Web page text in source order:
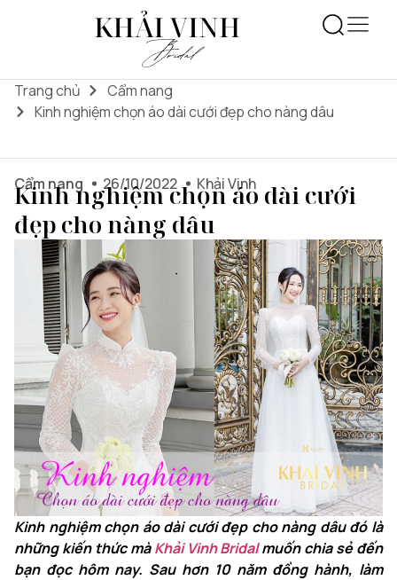
Trang chủ
Cẩm nang
Kinh nghiệm chọn áo dài cưới đẹp cho nàng dâu
Cẩm nang 26/10/2022 Khải Vinh
Kinh nghiệm chọn áo dài cưới
đẹp cho nàng dâu
Kinh nghiệm chọn áo dài cưới đẹp cho nàng dâu đó là
những kiến thức màKhải Vinh Bridalmuốn chia sẻ đến
bạn đọc hôm nay. Sau hơn 10 năm đồng hành, làm